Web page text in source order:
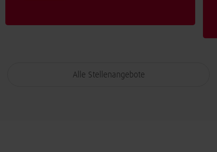
Alle Stellenangebote